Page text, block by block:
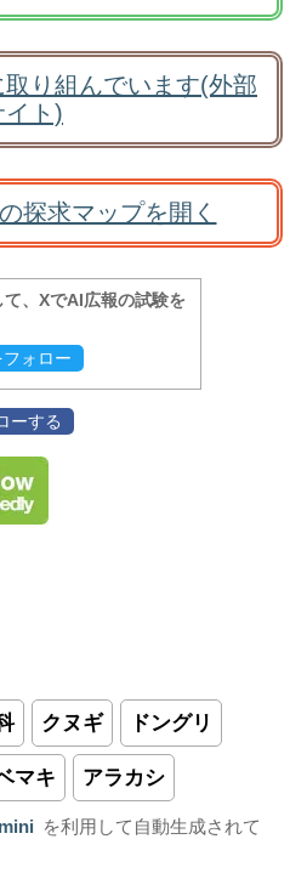
り組んでいます(外部
イト)
探求マップを開く
、XでAI広報の試験を
ォロー
ーする
クヌギ ドングリ
マキ アラカシ
を利用して自動生成されて